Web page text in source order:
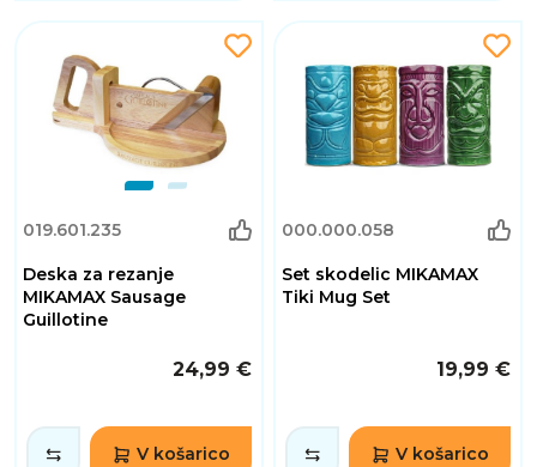
019.601.235
Deska za rezanje
MIKAMAX Sausage
Guillotine
24,99 €
V košarico
000.000.058
Set skodelic MIKAMAX
Tiki Mug Set
19,99 €
V košarico